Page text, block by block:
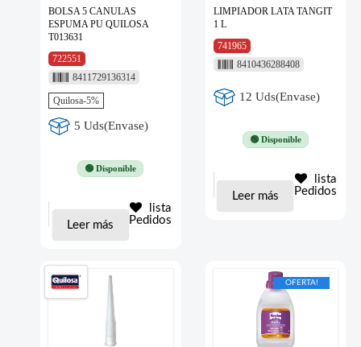
BOLSA 5 CANULAS
ESPUMA PU QUILOSA
T013631
722551
8411729136314
Quilosa-5%
5 Uds(Envase)
🟢 Disponible
Leer más
lista
Pedidos
LIMPIADOR LATA TANGIT
1 L
741965
8410436288408
12 Uds(Envase)
🟢 Disponible
Leer más
lista
Pedidos
OFERTA!